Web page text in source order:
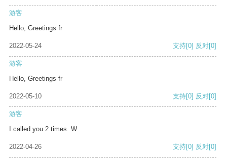
游客
Hello, Greetings fr
2022-05-24 支持[0] 反对[0]
游客
Hello, Greetings fr
2022-05-10 支持[0] 反对[0]
游客
I called you 2 times. W
2022-04-26 支持[0] 反对[0]